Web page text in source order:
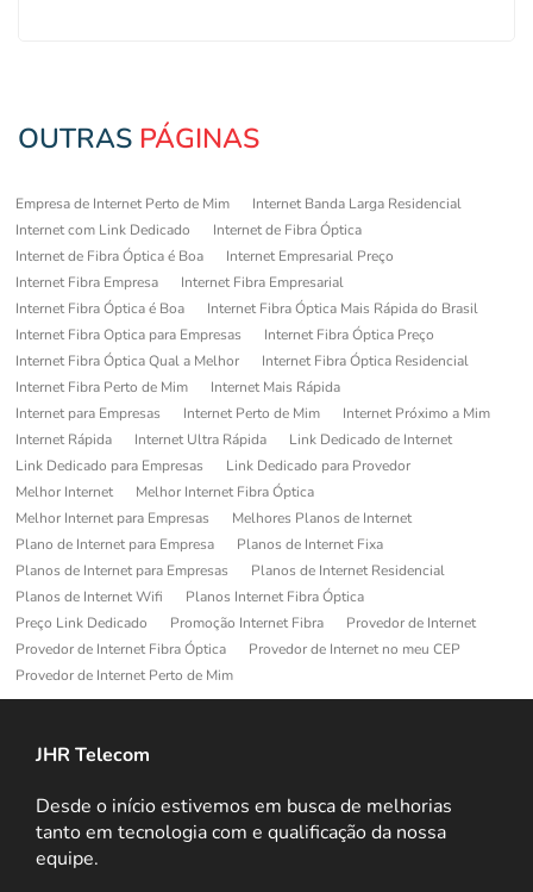
OUTRAS PÁGINAS
Empresa de Internet Perto de Mim
Internet Banda Larga Residencial
Internet com Link Dedicado
Internet de Fibra Óptica
Internet de Fibra Óptica é Boa
Internet Empresarial Preço
Internet Fibra Empresa
Internet Fibra Empresarial
Internet Fibra Óptica é Boa
Internet Fibra Óptica Mais Rápida do Brasil
Internet Fibra Optica para Empresas
Internet Fibra Óptica Preço
Internet Fibra Óptica Qual a Melhor
Internet Fibra Óptica Residencial
Internet Fibra Perto de Mim
Internet Mais Rápida
Internet para Empresas
Internet Perto de Mim
Internet Próximo a Mim
Internet Rápida
Internet Ultra Rápida
Link Dedicado de Internet
Link Dedicado para Empresas
Link Dedicado para Provedor
Melhor Internet
Melhor Internet Fibra Óptica
Melhor Internet para Empresas
Melhores Planos de Internet
Plano de Internet para Empresa
Planos de Internet Fixa
Planos de Internet para Empresas
Planos de Internet Residencial
Planos de Internet Wifi
Planos Internet Fibra Óptica
Preço Link Dedicado
Promoção Internet Fibra
Provedor de Internet
Provedor de Internet Fibra Óptica
Provedor de Internet no meu CEP
Provedor de Internet Perto de Mim
JHR Telecom
Desde o início estivemos em busca de melhorias
tanto em tecnologia com e qualificação da nossa
equipe.